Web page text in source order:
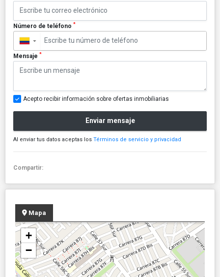
Número de teléfono *
▼
Mensaje *
Acepto recibir información sobre ofertas inmobiliarias
Enviar mensaje
Al enviar tus datos aceptas los Términos de servicio y privacidad
Compartir:
Mapa
+
−